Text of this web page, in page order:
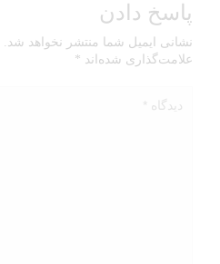
پاسخ دادن
نشانی ایمیل شما منتشر نخواهد شد.
علامت‌گذاری شده‌اند *